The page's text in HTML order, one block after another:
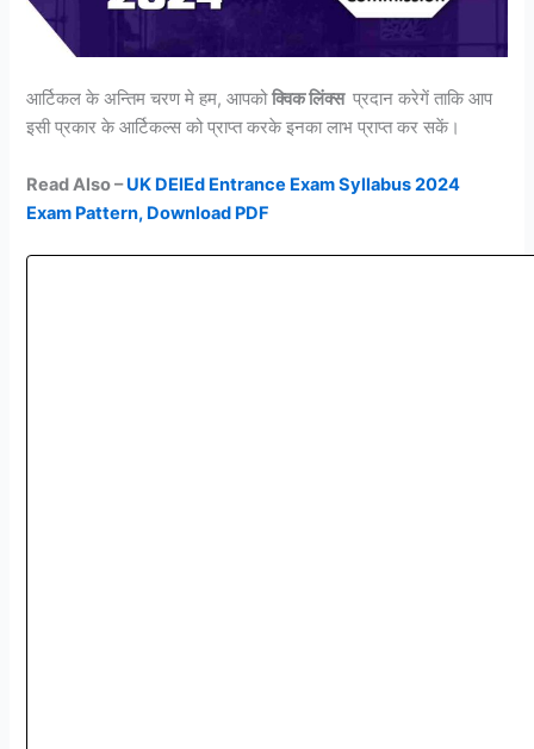
आर्टिकल के अन्तिम चरण मे हम, आपकोक्विक लिंक्स प्रदान करेगें ताकि आप
इसी प्रकार के आर्टिकल्स को प्राप्त करके इनका लाभ प्राप्त कर सकें।
Read Also –UK DElEd Entrance Exam Syllabus 2024
Exam Pattern, Download PDF